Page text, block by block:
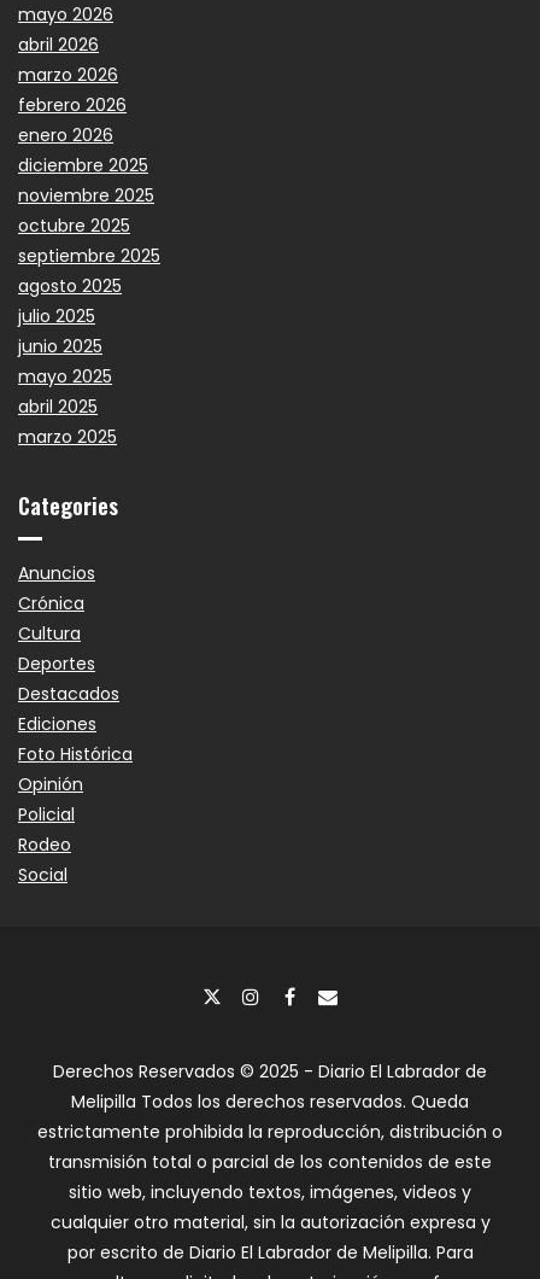
mayo 2026
abril 2026
marzo 2026
febrero 2026
enero 2026
diciembre 2025
noviembre 2025
octubre 2025
septiembre 2025
agosto 2025
julio 2025
junio 2025
mayo 2025
abril 2025
marzo 2025
Categories
Anuncios
Crónica
Cultura
Deportes
Destacados
Ediciones
Foto Histórica
Opinión
Policial
Rodeo
Social
Derechos Reservados © 2025 - Diario El Labrador de
Melipilla Todos los derechos reservados. Queda
estrictamente prohibida la reproducción, distribución o
transmisión total o parcial de los contenidos de este
sitio web, incluyendo textos, imágenes, videos y
cualquier otro material, sin la autorización expresa y
por escrito de Diario El Labrador de Melipilla. Para